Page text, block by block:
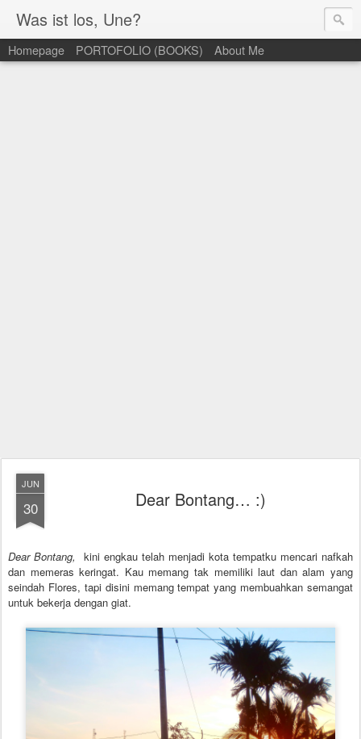
Was ist los, Une?
Homepage PORTOFOLIO (BOOKS) About Me
JUN
30 Dear Bontang… :)
Dear Bontang,
kini engkau telah menjadi kota tempatku mencari nafkah
dan memeras keringat. Kau memang tak memiliki laut dan alam yang
seindah Flores, tapi disini memang tempat yang membuahkan semangat
untuk bekerja dengan giat.